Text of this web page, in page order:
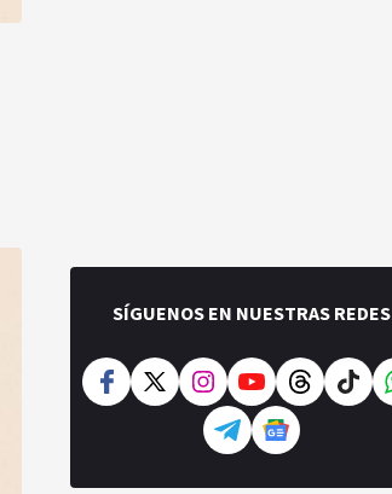
SÍGUENOS EN NUESTRAS REDES